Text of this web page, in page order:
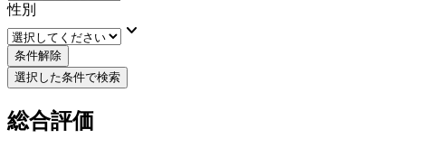
性別
keyboard_arrow_down
条件解除
選択した条件で検索
総合評価